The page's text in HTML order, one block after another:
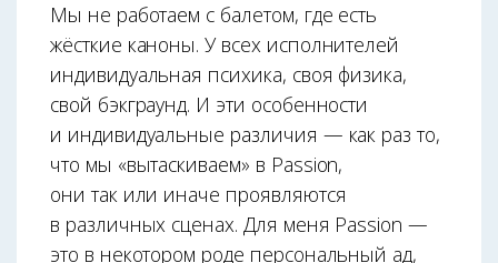
Мы не работаем с балетом, где есть
жёсткие каноны. У всех исполнителей
индивидуальная психика, своя физика,
свой бэкграунд. И эти особенности
и индивидуальные различия — как раз то,
что мы «вытаскиваем» в Passion,
они так или иначе проявляются
в различных сценах. Для меня Passion —
это в некотором роде персональный ад,